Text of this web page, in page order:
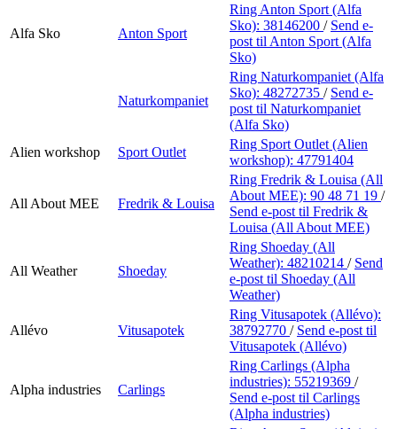
Alfa Sko Anton Sport
Ring Anton Sport (Alfa
Sko): 38146200 / Send e-
post til Anton Sport (Alfa
Sko)
Naturkompaniet
Ring Naturkompaniet (Alfa
Sko): 48272735 / Send e-
post til Naturkompaniet
(Alfa Sko)
Alien workshop
Sport Outlet
Ring Sport Outlet (Alien
workshop): 47791404
All About MEE Fredrik & Louisa
Ring Fredrik & Louisa (All
About MEE): 90 48 71 19 /
Send e-post til Fredrik &
Louisa (All About MEE)
All Weather Shoeday
Ring Shoeday (All
Weather): 48210214 / Send
e-post til Shoeday (All
Weather)
Allévo Vitusapotek
Ring Vitusapotek (Allévo):
38792770 / Send e-post til
Vitusapotek (Allévo)
Alpha industries Carlings
Ring Carlings (Alpha
industries): 55219369 /
Send e-post til Carlings
(Alpha industries)